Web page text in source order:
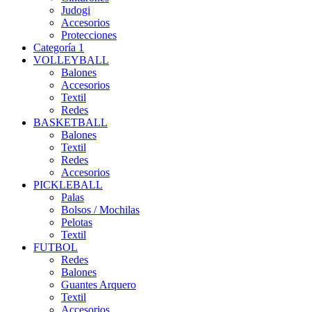
Judogi
Accesorios
Protecciones
Categoría 1
VOLLEYBALL
Balones
Accesorios
Textil
Redes
BASKETBALL
Balones
Textil
Redes
Accesorios
PICKLEBALL
Palas
Bolsos / Mochilas
Pelotas
Textil
FUTBOL
Redes
Balones
Guantes Arquero
Textil